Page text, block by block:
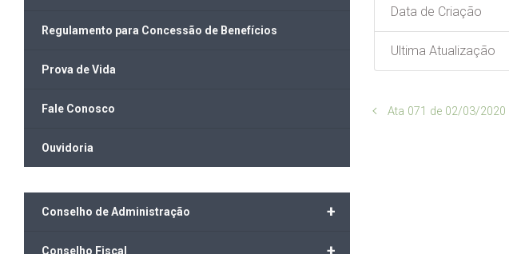
Data de Criação
Ultima Atualização
Ata 071 de 02/03/2020
Regulamento para Concessão de Benefícios
Prova de Vida
Fale Conosco
Ouvidoria
+
Conselho de Administração
Conselho Fiscal